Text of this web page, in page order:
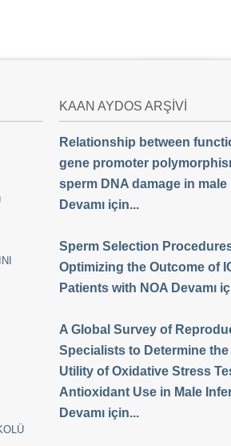
KAAN AYDOS ARŞİVİ
Relationship between
gene promoter
sperm DNA damage in
Devamı için...
Sperm Selection
Optimizing the Outcome of
Patients with NOA Devamı
A Global Survey of
Specialists to Determine the
Utility of Oxidative Stress
Antioxidant Use in Male
Devamı için...